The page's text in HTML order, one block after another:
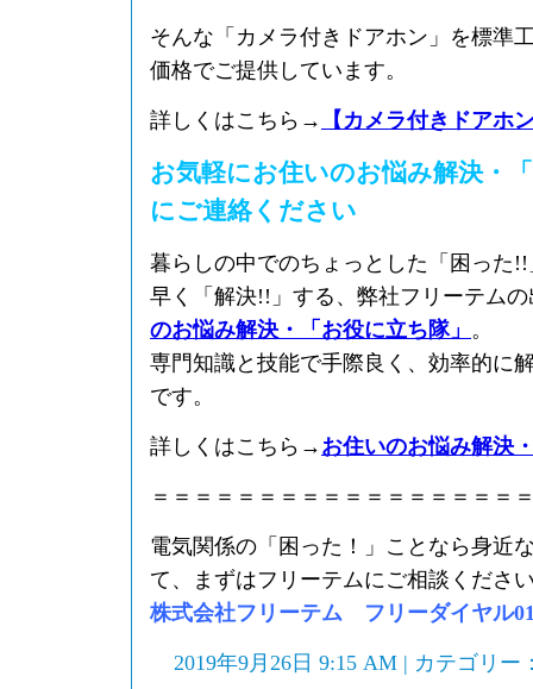
そんな「カメラ付きドアホン」を標準
価格でご提供しています。
詳しくはこちら→ 【カメラ付きドアホ
お気軽にお住いのお悩み解決・
にご連絡ください
暮らしの中でのちょっとした「困った
早く「解決!!」する、弊社フリーテム
のお悩み解決・「お役に立ち隊」 。
専門知識と技能で手際良く、効率的に
です。
詳しくはこちら→ お住いのお悩み解決
＝＝＝＝＝＝＝＝＝＝＝＝＝＝＝＝＝
電気関係の「困った！」ことなら身近
て、まずはフリーテムにご相談くださ
株式会社フリーテム フリーダイヤル
2019年9月26日 9:15 AM | カテゴリー